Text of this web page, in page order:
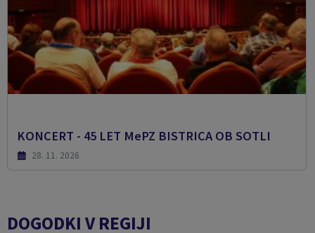
KONCERT - 45 LET MePZ BISTRICA OB SOTLI
28. 11. 2026
DOGODKI V REGIJI